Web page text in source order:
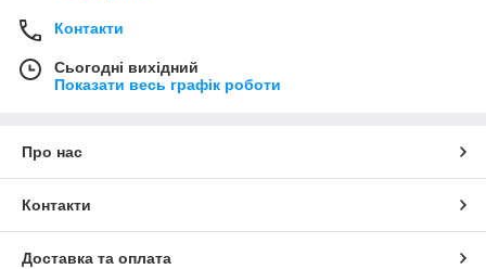
Контакти
Сьогодні вихідний
Показати весь графік роботи
Про нас
Контакти
Доставка та оплата